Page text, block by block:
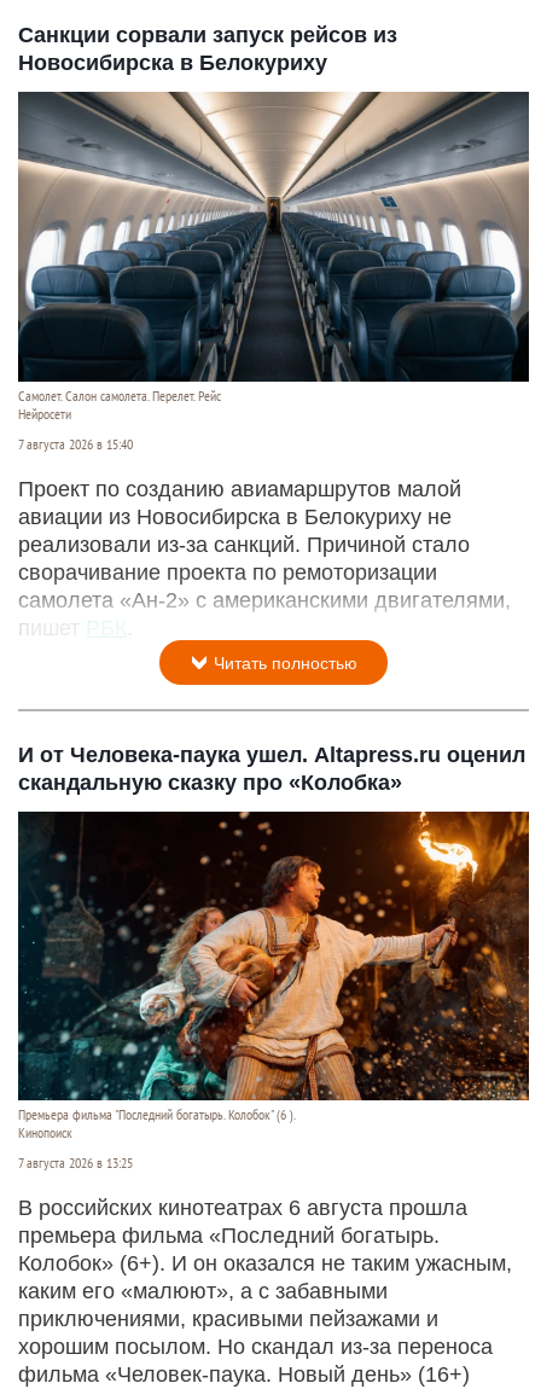
Санкции сорвали запуск рейсов из
Новосибирска в Белокуриху
Самолет. Салон самолета. Перелет. Рейс
Нейросети
7 августа 2026 в 15:40
Проект по созданию авиамаршрутов малой
авиации из Новосибирска в Белокуриху не
реализовали из-за санкций. Причиной стало
сворачивание проекта по ремоторизации
самолета «Ан-2» с американскими двигателями,
пишет РБК
Читать полностью
И от Человека-паука ушел. Altapress.ru оценил
скандальную сказку про «Колобка»
Премьера фильма "Последний богатырь. Колобок" (6 ).
Кинопоиск
7 августа 2026 в 13:25
В российских кинотеатрах 6 августа прошла
премьера фильма «Последний богатырь.
Колобок» (6+). И он оказался не таким ужасным,
каким его «малюют», а с забавными
приключениями, красивыми пейзажами и
хорошим посылом. Но скандал из-за переноса
фильма «Человек-паука. Новый день» (16+)